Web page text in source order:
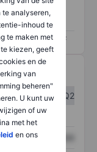
analyseren,
inhoud te
te maken met
kiezen, geeft
en de
van
beheren"
U kunt uw
of uw
met het
en ons
Q2
XXXXXXX